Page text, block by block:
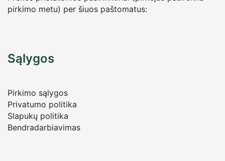
pirkimo metu) per šiuos paštomatus:
Sąlygos
Pirkimo sąlygos
Privatumo politika
Slapukų politika
Bendradarbiavimas